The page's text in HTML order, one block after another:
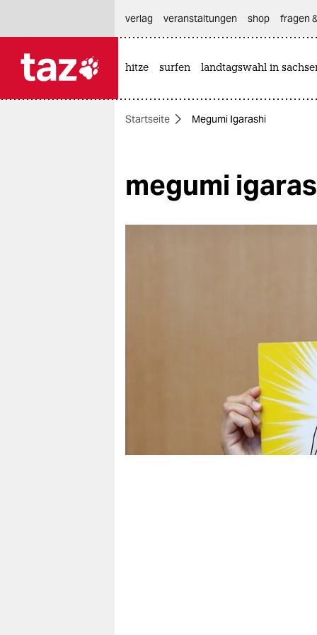
themen
öko
gesellschaft
verlag
veranstaltungen shop fragen
hitze surfen landtagswahl in
Startseite Megumi Igarashi
megumi